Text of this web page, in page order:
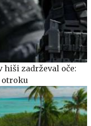
zadrževal oče:
otroku